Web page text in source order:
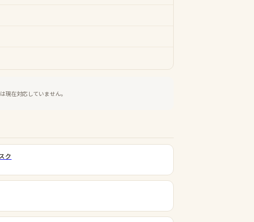
現在対応していません。
ク